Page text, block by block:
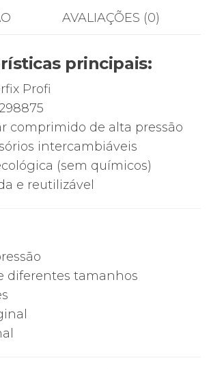
AVALIAÇÕES (0)
principais:
Profi
comprimido de alta pressão
intercambiáveis
(sem químicos)
e reutilizável
diferentes tamanhos